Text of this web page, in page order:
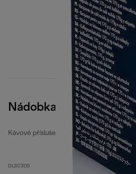
Nádobka na mletou kávu
Kávové příslušenství
DLSC305